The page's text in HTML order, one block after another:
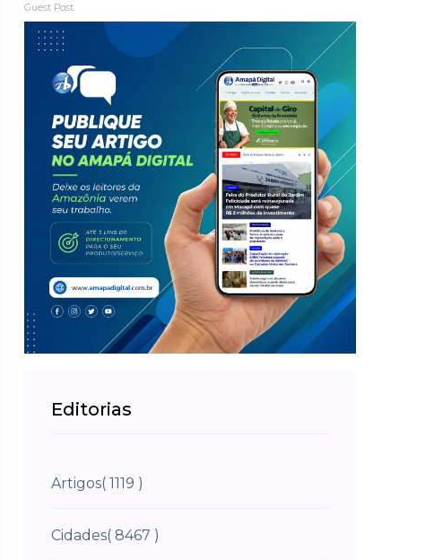
Guest Post
Editorias
Artigos( 1119 )
Cidades( 8467 )